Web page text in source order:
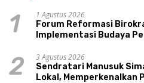
1
1 Agustus 2026
Forum Reformasi
Implementasi Budaya
2
3 Agustus 2026
Sendratari Manusuk
Lokal, Memperkenalkan